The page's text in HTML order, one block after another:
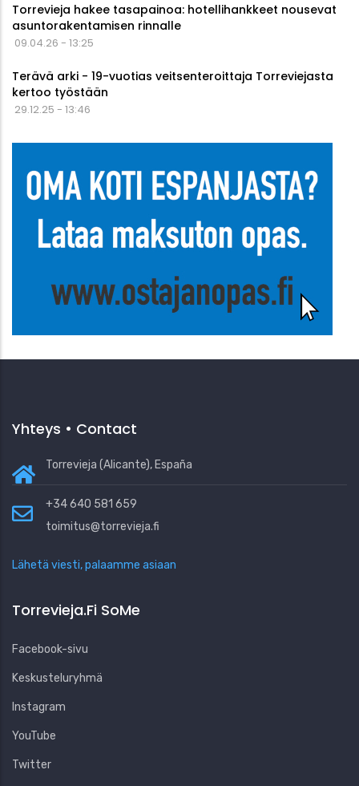
Torrevieja hakee tasapainoa: hotellihankkeet nousevat
asuntorakentamisen rinnalle
09.04.26 - 13:25
Terävä arki - 19-vuotias veitsenteroittaja Torreviejasta
kertoo työstään
29.12.25 - 13:46
Yhteys • Contact
Torrevieja (Alicante), España
+34 640 581 659
toimitus@torrevieja.fi
Lähetä viesti, palaamme asiaan
Torrevieja.fi SoMe
Facebook-sivu
Keskusteluryhmä
Instagram
YouTube
Twitter